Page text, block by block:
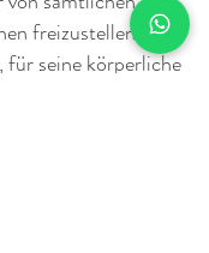
freizustellen. Der
für seine körperliche